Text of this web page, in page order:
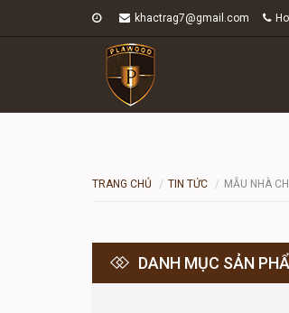
khactrag7@gmail.com
TRANG CHỦ TIN TỨC MẪU NHÀ
DANH MỤC SẢN